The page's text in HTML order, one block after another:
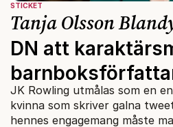
STICKET
Tanja Olsson
DN att
JK Rowling utmålas som en
kvinna som skriver galna
hennes engagemang måste